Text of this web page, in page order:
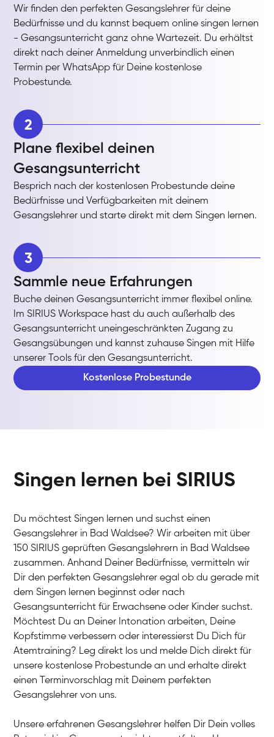
Wir finden den perfekten Gesangslehrer für deine
Bedürfnisse und du kannst bequem online singen lernen
- Gesangsunterricht ganz ohne Wartezeit. Du erhältst
direkt nach deiner Anmeldung unverbindlich einen
Termin per WhatsApp für Deine kostenlose
Probestunde.
2
Plane flexibel deinen
Gesangsunterricht
Besprich nach der kostenlosen Probestunde deine
Bedürfnisse und Verfügbarkeiten mit deinem
Gesangslehrer und starte direkt mit dem Singen lernen.
3
Sammle neue Erfahrungen
Buche deinen Gesangsunterricht immer flexibel online.
Im SIRIUS Workspace hast du auch außerhalb des
Gesangsunterricht uneingeschränkten Zugang zu
Gesangsübungen und kannst zuhause Singen mit Hilfe
unserer Tools für den Gesangsunterricht.
Kostenlose Probestunde
Singen lernen bei SIRIUS
Du möchtest Singen lernen und suchst einen
Gesangslehrer in Bad Waldsee? Wir arbeiten mit über
150 SIRIUS geprüften Gesangslehrern in Bad Waldsee
zusammen. Anhand Deiner Bedürfnisse, vermitteln wir
Dir den perfekten Gesangslehrer egal ob du gerade mit
dem Singen lernen beginnst oder nach
Gesangsunterricht für Erwachsene oder Kinder suchst.
Möchtest Du an Deiner Intonation arbeiten, Deine
Kopfstimme verbessern oder interessierst Du Dich für
Atemtraining? Leg direkt los und melde Dich direkt für
unsere kostenlose Probestunde an und erhalte direkt
einen Terminvorschlag mit Deinem perfekten
Gesangslehrer von uns.
Unsere erfahrenen Gesangslehrer helfen Dir Dein volles